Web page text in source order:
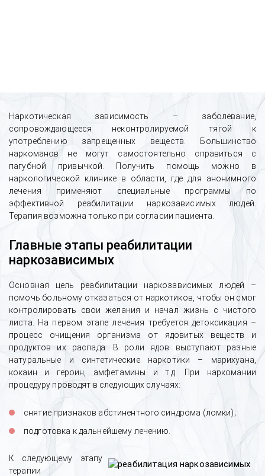
Наркотическая зависимость – заболевание,
сопровождающееся неконтролируемой тягой к
употреблению запрещенных веществ. Большинство
наркоманов не могут самостоятельно справиться с
пагубной привычкой. Получить помощь можно в
наркологической клинике в области, где для анонимного
лечения применяют специальные программы по
эффективной реабилитации наркозависимых людей.
Терапия возможна только при согласии пациента.
Главные этапы реабилитации
наркозависимых
Основная цель реабилитации наркозависимых людей –
помочь больному отказаться от наркотиков, чтобы он смог
контролировать свои желания и начал жизнь с чистого
листа. На первом этапе лечения требуется детоксикация –
процесс очищения организма от ядовитых веществ и
продуктов их распада. В роли ядов выступают разные
натуральные и синтетические наркотики – марихуана,
кокаин и героин, амфетамины и т.д. При наркомании
процедуру проводят в следующих случаях:
снятие признаков абстинентного синдрома (ломки);
подготовка к дальнейшему лечению.
К следующему этапу
терапии